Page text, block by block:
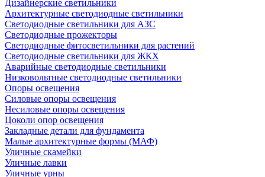
Дизайнерские светильники
Архитектурные светодиодные светильники
Светодиодные светильники для АЗС
Светодиодные прожекторы
Светодиодные фитосветильники для растений
Светодиодные светильники для ЖКХ
Аварийные светодиодные светильники
Низковольтные светодиодные светильники
Опоры освещения
Силовые опоры освещения
Несиловые опоры освещения
Цоколи опор освещения
Закладные детали для фундамента
Малые архитектурные формы (МАФ)
Уличные скамейки
Уличные лавки
Уличные урны